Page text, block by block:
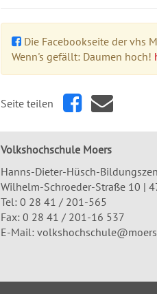
Die Facebookseite der vhs
Wenn's gefällt: Daumen hoch!
Seite teilen
Volkshochschule Moers
Hanns-Dieter-Hüsch-
Wilhelm-Schroeder-Straße 10 |
Tel: 0 28 41 / 201-565
Fax: 0 28 41 / 201-16 537
E-Mail: